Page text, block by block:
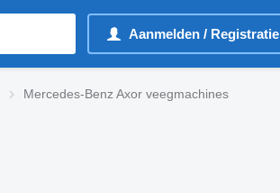
Aanmelden / Registratie
Mercedes-Benz Axor veegmachines